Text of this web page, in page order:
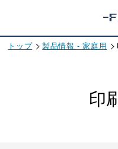
トップ 製品情報 - 家庭用
印